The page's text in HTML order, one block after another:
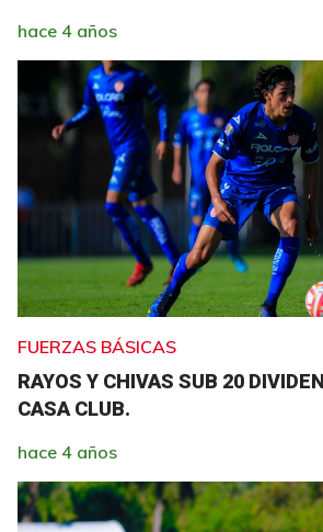
hace 4 años
FUERZAS BÁSICAS
RAYOS Y CHIVAS SUB 20
CASA CLUB.
hace 4 años